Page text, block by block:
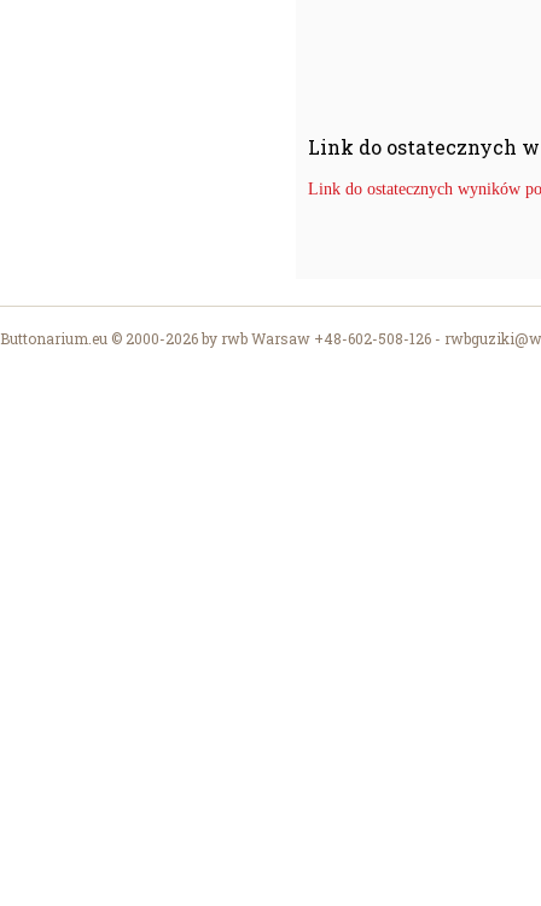
Link do ostatecznych
Link do ostatecznych wyników
Buttonarium.eu © 2000-2026 by rwb Warsaw +48-602-508-126 -